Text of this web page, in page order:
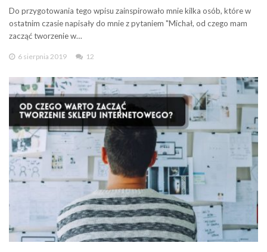
Do przygotowania tego wpisu zainspirowało mnie kilka osób, które w
ostatnim czasie napisały do mnie z pytaniem "Michał, od czego mam
zacząć tworzenie w…
6 sierpnia 2019 12